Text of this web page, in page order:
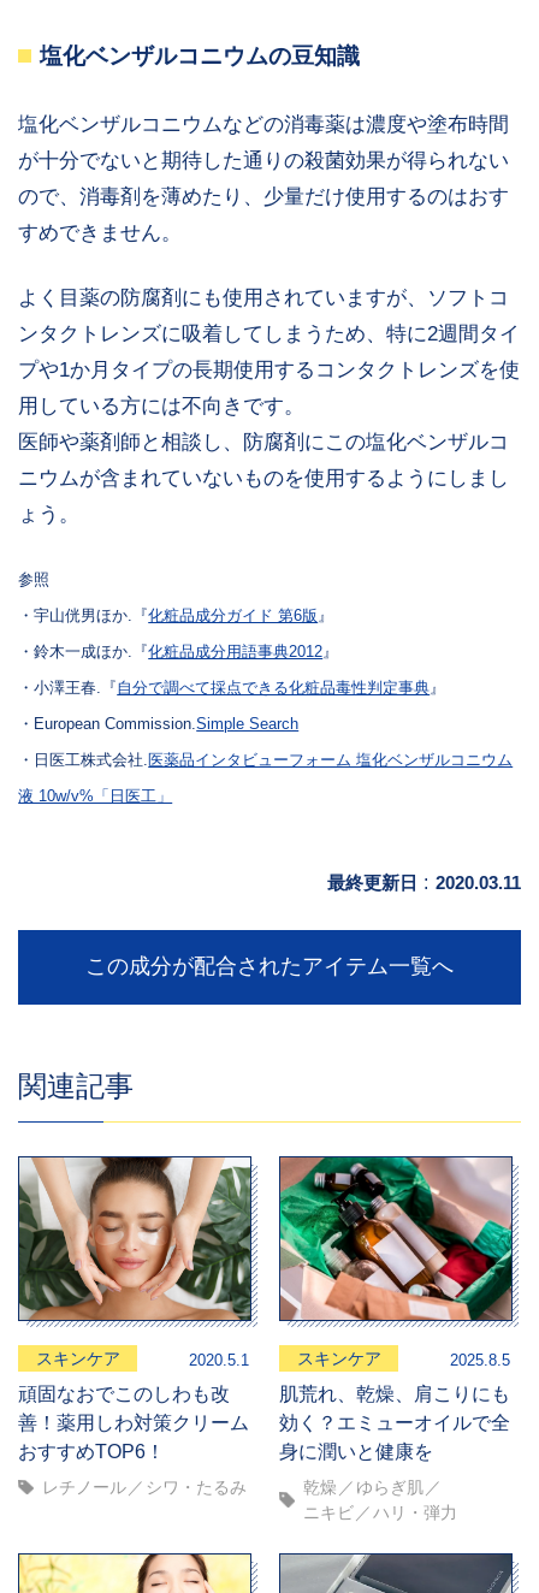
塩化ベンザルコニウムの豆知識
塩化ベンザルコニウムなどの消毒薬は濃度や塗布時間
が十分でないと期待した通りの殺菌効果が得られない
ので、消毒剤を薄めたり、少量だけ使用するのはおす
すめできません。
よく目薬の防腐剤にも使用されていますが、ソフトコ
ンタクトレンズに吸着してしまうため、特に2週間タイ
プや1か月タイプの長期使用するコンタクトレンズを使
用している方には不向きです。
医師や薬剤師と相談し、防腐剤にこの塩化ベンザルコ
ニウムが含まれていないものを使用するようにしまし
ょう。
参照
・宇山侊男ほか.『化粧品成分ガイド 第6版』
・鈴木一成ほか.『化粧品成分用語事典2012』
・小澤王春.『 自分で調べて採点できる化粧品毒性判定事典』
・European Commission.Simple Search
・日医工株式会社. 医薬品インタビューフォーム 塩化ベンザルコニウム
液 10w/v%「日医工」
最終更新日 : 2020.03.11
この成分が配合されたアイテム一覧へ
関連記事
スキンケア 2020.5.1
頑固なおでこのしわも改
善！薬用しわ対策クリーム
おすすめTOP6！
レチノール シワ・たるみ
スキンケア 2025.8.5
肌荒れ、乾燥、肩こりにも
効く？エミューオイルで全
身に潤いと健康を
乾燥
ゆらぎ肌
ニキビ
ハリ・弾力